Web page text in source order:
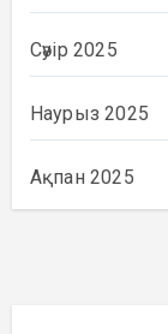
Сәуір 2025
Наурыз 2025
Ақпан 2025